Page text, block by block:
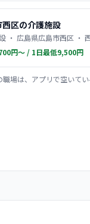
区の介護施設
・ 広島県広島市西区 ・
円〜 / 1日最低9,500円
職場は、アプリで空いて